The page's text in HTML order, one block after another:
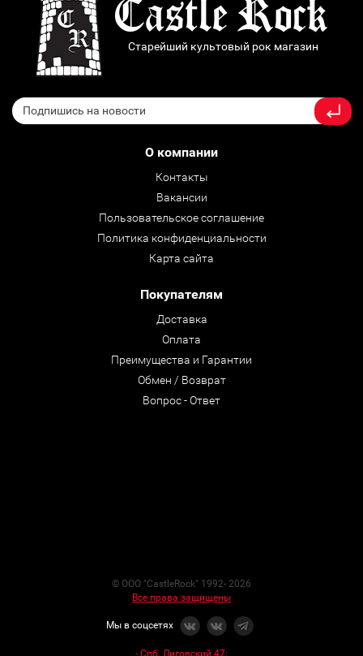
Старейший культовый рок магазин
О компании
Контакты
Вакансии
Пользовательское соглашение
Политика конфиденциальности
Карта сайта
Покупателям
Доставка
Оплата
Преимущества и Гарантии
Обмен / Возврат
Вопрос - Ответ
© ООО "CastleRock" 1992- 2026
Все права защищены
Мы в соцсетях
- Спб. Лиговский 47: